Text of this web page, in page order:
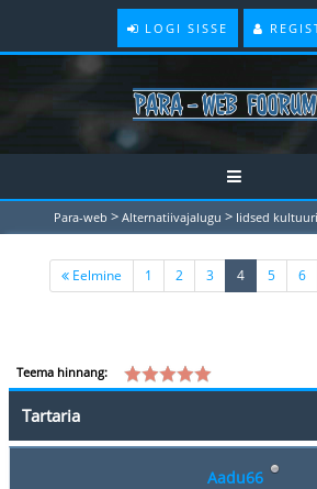
LOGI SISSE
Para-web > Alternatiivajalugu > Iidsed
Eelmine 1 2 3 4(current)
5 6
Teema hinnang:
Tartaria
Aadu66